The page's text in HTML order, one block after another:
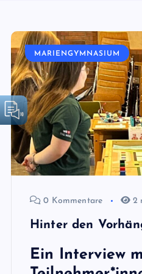
MARIENGYMNASIUM
0 Kommentare 2
Hinter den
Ein Interview